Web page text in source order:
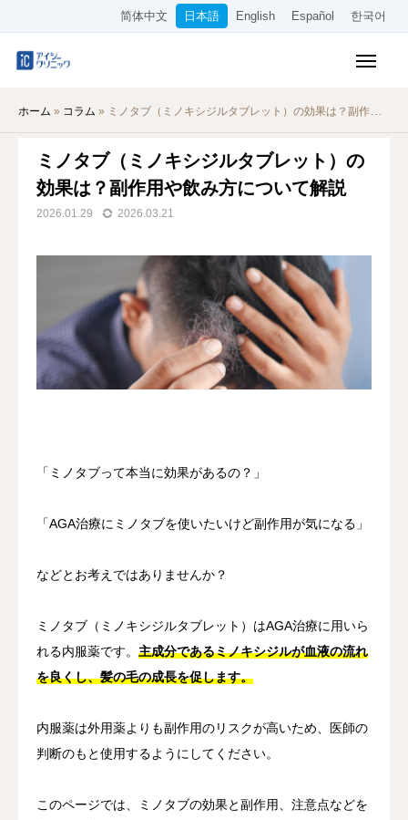
简体中文 日本語 English Español 한국어
ホーム » コラム » ミノタブ（ミノキシジルタブレット）の効果は？副作用や飲み方について解説
ミノタブ（ミノキシジルタブレット）の
効果は？副作用や飲み方について解説
2026.01.29 2026.03.21
「ミノタブって本当に効果があるの？」
「AGA治療にミノタブを使いたいけど副作用が気になる」
などとお考えではありませんか？
ミノタブ（ミノキシジルタブレット）はAGA治療に用いら
れる内服薬です。 主成分であるミノキシジルが血液の流れ
を良くし、髪の毛の成長を促します。
内服薬は外用薬よりも副作用のリスクが高いため、医師の
判断のもと使用するようにしてください。
このページでは、ミノタブの効果と副作用、注意点などを
料金表
オンライン診療
当院について
WEB予約
简体中文 日本語 English Español 한국어